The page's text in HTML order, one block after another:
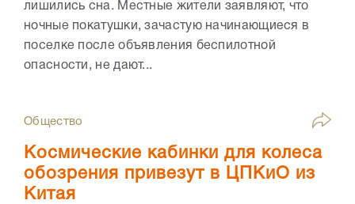
лишились сна. Местные жители заявляют, что
ночные покатушки, зачастую начинающиеся в
поселке после объявления беспилотной
опасности, не дают...
Общество
Космические кабинки для колеса
обозрения привезут в ЦПКиО из
Китая